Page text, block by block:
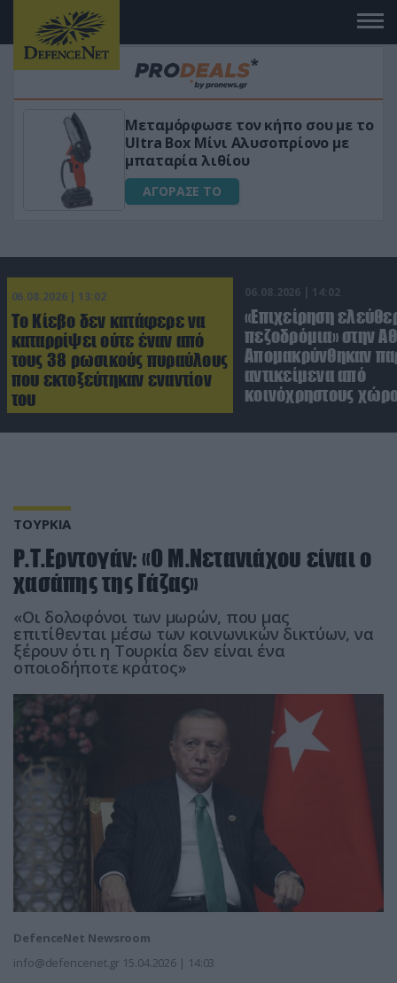
Μεταμόρφωσε τον κήπο σου με το
Ultra Box Μίνι Αλυσοπρίονο με
μπαταρία λιθίου
ΑΓΟΡΑΣΕ ΤΟ
06.08.2026 | 13:02
Το Κίεβο δεν κατάφερε να
καταρρίψει ούτε έναν από
τους 38 ρωσικούς πυραύλους
που εκτοξεύτηκαν εναντίον
του
06.08.2026 | 14:02
«Επιχείρηση
πεζοδρόμια» στην
Απομακρύνθηκαν
αντικείμενα από
κοινόχρηστους
ΤΟΥΡΚΙΑ
Ρ.Τ.Ερντογάν: «Ο Μ.Νετανιάχου είναι ο
χασάπης της Γάζας»
«Οι δολοφόνοι των μωρών, που μας
επιτίθενται μέσω των κοινωνικών δικτύων, να
ξέρουν ότι η Τουρκία δεν είναι ένα
οποιοδήποτε κράτος»
DefenceNet Newsroom
info@defencenet.gr 15.04.2026 | 14:03